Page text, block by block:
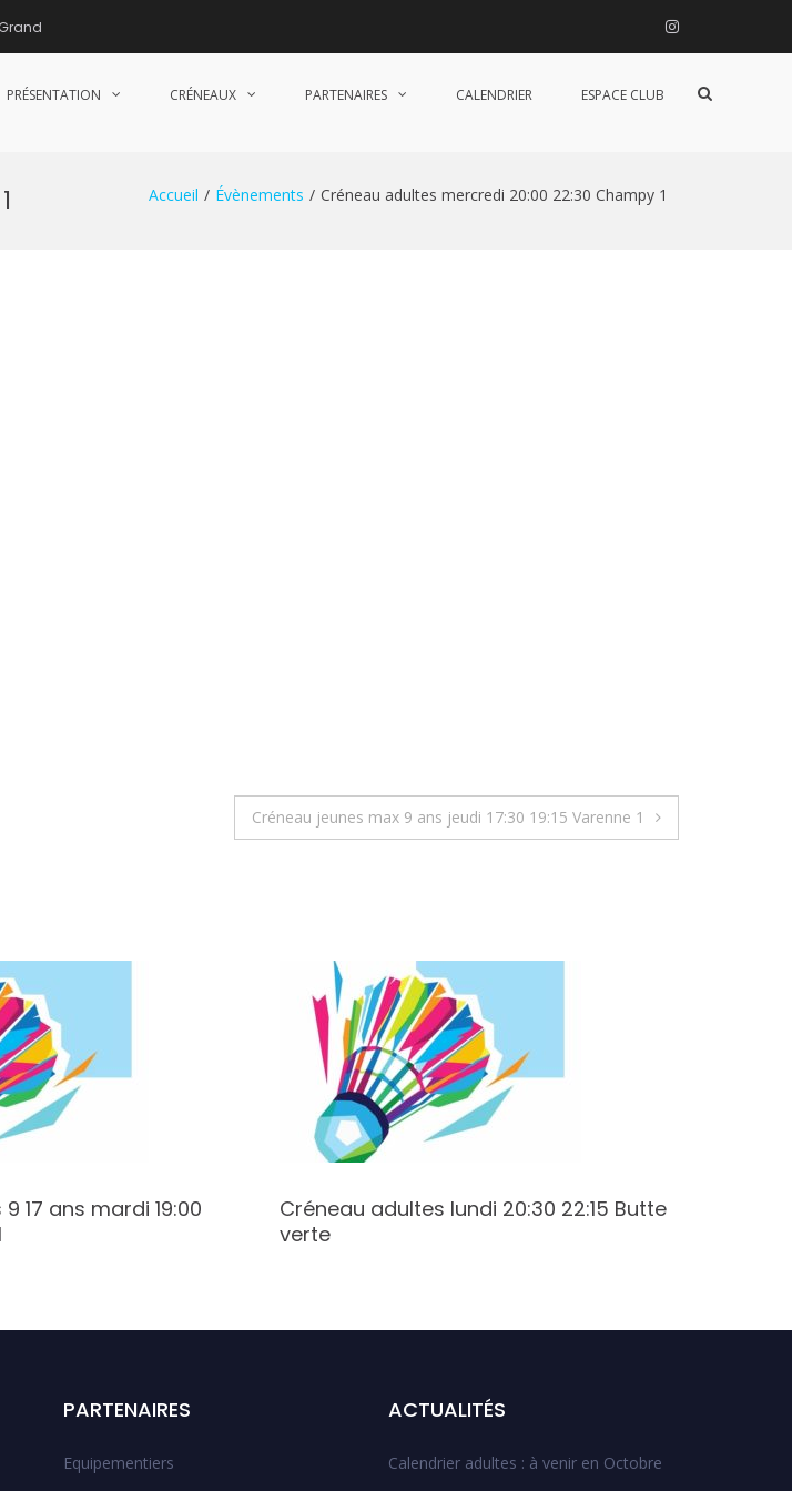
Instagram
PRÉSENTATION CRÉNEAUX PARTENAIRES CALENDRIER ESPACE CLUB
Afficher
Accueil Évènements Créneau adultes mercredi 20:00 22:30 Champy 1
Créneau jeunes max 9 ans jeudi 17:30 19:15 Varenne 1
17 ans mardi 19:00
Créneau adultes lundi 20:30 22:15 Butte
verte
PARTENAIRES
Equipementiers
ACTUALITÉS
Calendrier adultes : à venir en Octobre